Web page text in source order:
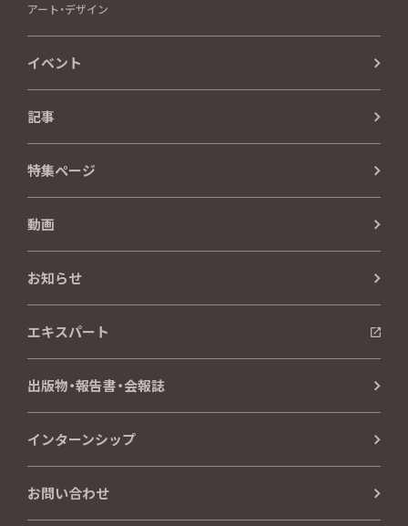
アート・デザイン
イベント
記事
特集ページ
動画
お知らせ
エキスパート
出版物・報告書・会報誌
インターンシップ
お問い合わせ